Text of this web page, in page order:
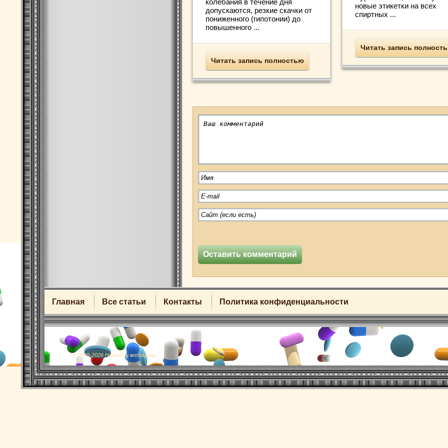
допускаются, резкие скачки от
пониженного (гипотонии) до
повышенного ...
Читать запись полностью
новые этикетки на всех
спиртных ...
Читать запись
Главная Все статьи Контакты Политика конфиденциальности
© 2009-2026 Новости медицины